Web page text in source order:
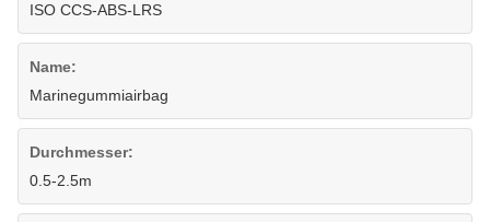
ISO CCS-ABS-LRS
Name:
Marinegummiairbag
Durchmesser:
0.5-2.5m